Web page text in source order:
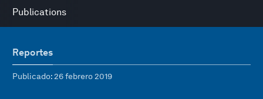
Publications
Reportes
Publicado: 26 febrero 2019